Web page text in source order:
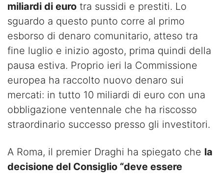
miliardi di euro tra sussidi e prestiti. Lo
sguardo a questo punto corre al primo
esborso di denaro comunitario, atteso tra
fine luglio e inizio agosto, prima quindi della
pausa estiva. Proprio ieri la Commissione
europea ha raccolto nuovo denaro sui
mercati: in tutto 10 miliardi di euro con una
obbligazione ventennale che ha riscosso
straordinario successo presso gli investitori.
A Roma, il premier Draghi ha spiegato che la
decisione del Consiglio “deve essere